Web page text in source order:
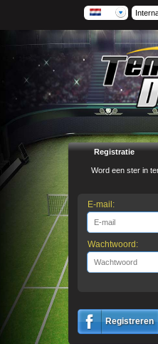
Registratie
Word een ster in
E-mail:
Wachtwoord:
Registreren